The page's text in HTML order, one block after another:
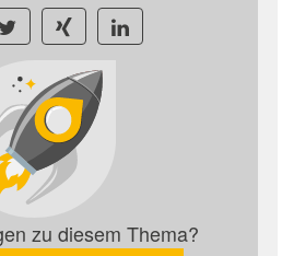
zu diesem Thema?